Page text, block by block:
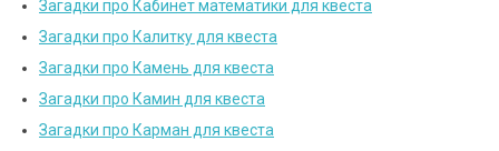
Загадки про Кабинет математики для квеста
Загадки про Калитку для квеста
Загадки про Камень для квеста
Загадки про Камин для квеста
Загадки про Карман для квеста